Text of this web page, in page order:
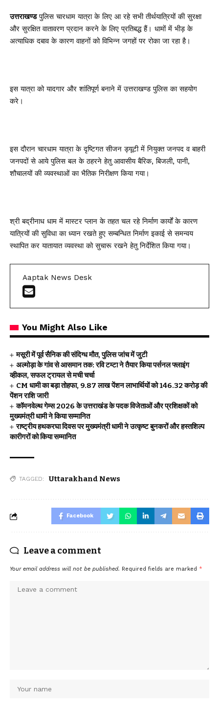
उत्तराखण्डपुलिस चारधाम यात्रा के लिए आ रहे सभी तीर्थयात्रियों की सुरक्षा
और सुरक्षित वातावरण प्रदान करने के लिए प्रतिबद्ध हैं। धामों में भीड़ के
अत्याधिक दबाव के कारण वाहनों को विभिन्न जगहों पर रोका जा रहा है।
इस यात्रा को यादगार और शांतिपूर्ण बनाने में उत्तराखण्ड पुलिस का सहयोग
करे।
इस दौरान चारधाम यात्रा के दृष्टिगत सीजन ड्यूटी में नियुक्त जनपद व बाहरी
जनपदों से आये पुलिस बल के ठहरने हेतु आवासीय बैरिक, बिजली, पानी,
शौचालयों की व्यवस्थाओं का भैतिक निरीक्षण किया गया।
श्री बद्रीनाध धाम में मास्टर प्लान के तहत चल रहे निर्माण कार्यों के कारण
यात्रियों की सुविधा का ध्यान रखते हुए सम्बन्धित निर्माण इकाई से समन्वय
स्थापित कर यातायात व्यवस्था को सुचारू रखने हेतु निर्देशित किया गया।
Aaptak News Desk
You Might Also Like
मसूरी में पूर्व सैनिक की संदिग्ध मौत, पुलिस जांच में जुटी
अल्मोड़ा के गांव से आसमान तक: रवि टम्टा ने तैयार किया पर्सनल फ्लाइंग
व्हीकल, सफल ट्रायल से मची चर्चा
CM धामी का बड़ा तोहफा, 9.87 लाख पेंशन लाभार्थियों को ₹146.32 करोड़ की
पेंशन राशि जारी
कॉमनवेल्थ गेम्स 2026 के उत्तराखंड के पदक विजेताओं और प्रशिक्षकों को
मुख्यमंत्री धामी ने किया सम्मानित
राष्ट्रीय हथकरघा दिवस पर मुख्यमंत्री धामी ने उत्कृष्ट बुनकरों और हस्तशिल्प
कारीगरों को किया सम्मानित
TAGGED: Uttarakhand News
Facebook
Leave a comment
Your email address will not be published. Required fields are marked *